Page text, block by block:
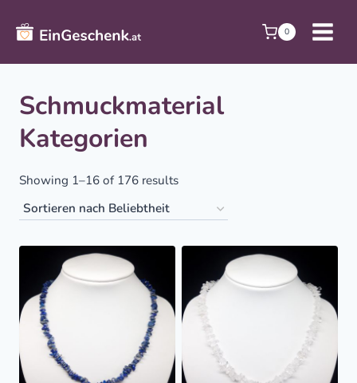
Inhalt
springen
0
Schmuckmaterial
Kategorien
Showing 1–16 of 176 resultsSorted